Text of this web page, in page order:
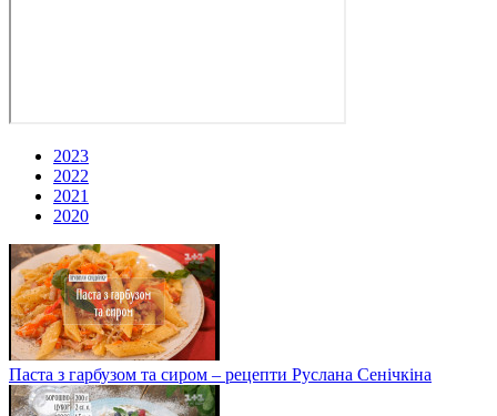
2023
2022
2021
2020
Паста з гарбузом та сиром – рецепти Руслана Сенічкіна